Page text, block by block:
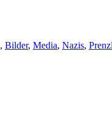
, Bilder, Media, Nazis,